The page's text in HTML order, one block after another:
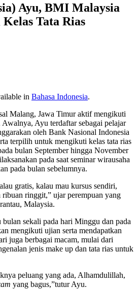
Ayu, BMI Malaysia
Tata Rias
in Bahasa Indonesia.
Malang, Jawa Timur aktif mengikuti
Ayu terdaftar sebagai pelajar
oleh Bank Nasional Indonesia
terpilih untuk mengikuti kelas tata rias
bulan September hingga November
pada saat seminar wirausaha
pada bulan sebelumnya.
gratis, kalau mau kursus sendiri,
ringgit,” ujar perempuan yang
Malaysia.
bulan sekali pada hari Minggu dan pada
mengikuti ujian serta mendapatkan
juga berbagai macam, mulai dari
jenis make up dan tata rias untuk
peluang yang ada, Alhamdulillah,
yang bagus,”tutur Ayu.